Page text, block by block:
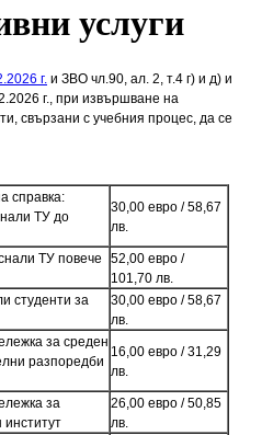
услуги
г. и ЗВО чл.90, ал. 2, т.4 г) и д) и
г., при извършване на
свързани с учебния процес, да се
справка:
ТУ до
30,00 евро / 58,67
лв.
ТУ повече
52,00 евро /
101,70 лв.
студенти за
30,00 евро / 58,67
лв.
за среден
разпоредби
16,00 евро / 31,29
лв.
за
26,00 евро / 50,85
лв.